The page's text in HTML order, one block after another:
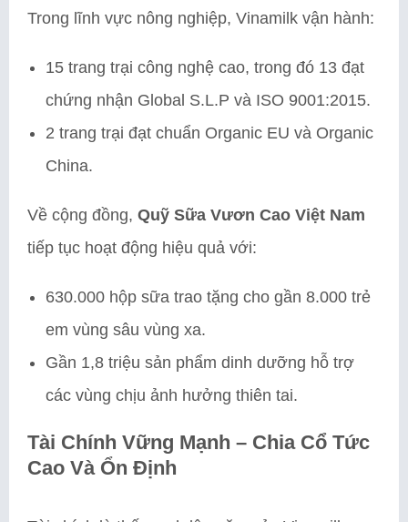
Trong lĩnh vực nông nghiệp, Vinamilk vận hành:
15 trang trại công nghệ cao, trong đó 13 đạt
chứng nhận Global S.L.P và ISO 9001:2015.
2 trang trại đạt chuẩn Organic EU và Organic
China.
Về cộng đồng, Quỹ Sữa Vươn Cao Việt Nam
tiếp tục hoạt động hiệu quả với:
630.000 hộp sữa trao tặng cho gần 8.000 trẻ
em vùng sâu vùng xa.
Gần 1,8 triệu sản phẩm dinh dưỡng hỗ trợ
các vùng chịu ảnh hưởng thiên tai.
Tài Chính Vững Mạnh – Chia Cổ Tức
Cao Và Ổn Định